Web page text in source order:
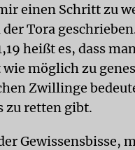
einen Schritt zu
Tora
heißt es, dass
möglich zu
Zwillinge
zu retten gibt.
Gewissensbisse,